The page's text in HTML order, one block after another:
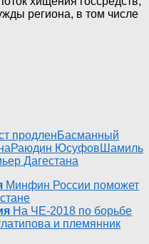
региона, в том числе
продленБасманный
Раюдин ЮсуфовШамиль
Дагестана
Минфин России поможет
На ЧЕ-2018 по борьбе
и племянник